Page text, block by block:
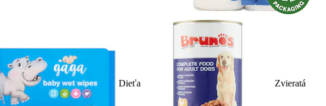
Dieťa Zvieratá